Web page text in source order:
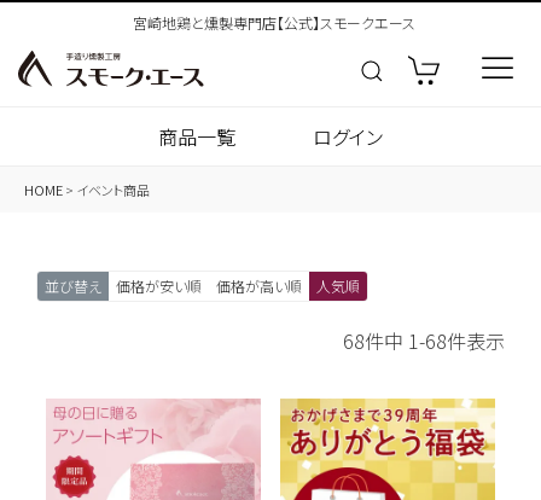
宮崎地鶏と燻製専門店【公式】スモークエース
商品一覧 ログイン
HOME イベント商品
並び替え 価格が安い順 価格が高い順 人気順
68件中 1-68件表示